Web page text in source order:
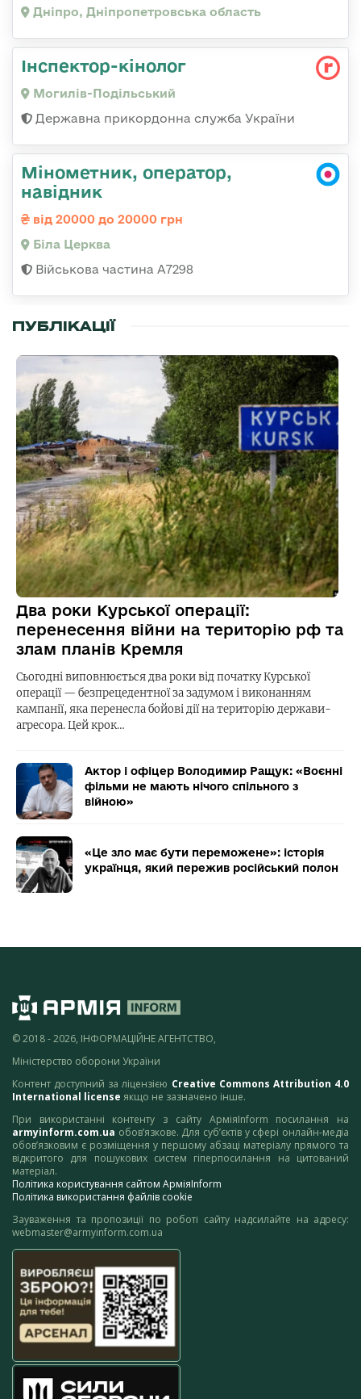
Дніпро, Дніпропетровська область
Інспектор-кінолог
Могилів-Подільський
Державна прикордонна служба України
Мінометник, оператор,
навідник
від 20000 до 20000 грн
Біла Церква
Військова частина А7298
ПУБЛІКАЦІЇ
Два роки Курської операції:
перенесення війни на територію рф та
злам планів Кремля
Сьогодні виповнюється два роки від початку Курської
операції — безпрецедентної за задумом і виконанням
кампанії, яка перенесла бойові дії на територію держави-
агресора. Цей крок…
Актор і офіцер Володимир Ращук: «Воєнні
фільми не мають нічого спільного з
війною»
«Це зло має бути переможене»: історія
українця, який пережив російський полон
© 2018 - 2026, ІНФОРМАЦІЙНЕ АГЕНТСТВО,
Міністерство оборони України
Контент доступний за ліцензією Creative Commons Attribution 4.0
International license якщо не зазначено інше.
При використанні контенту з сайту АрміяInform посилання на
armyinform.com.ua обов’язкове. Для суб’єктів у сфері онлайн-медіа
обов’язковим є розміщення у першому абзаці матеріалу прямого та
відкритого для пошукових систем гіперпосилання на цитований
матеріал.
Політика користування сайтом АрміяInform
Політика використання файлів cookie
Зауваження та пропозиції по роботі сайту надсилайте на адресу:
webmaster@armyinform.com.ua